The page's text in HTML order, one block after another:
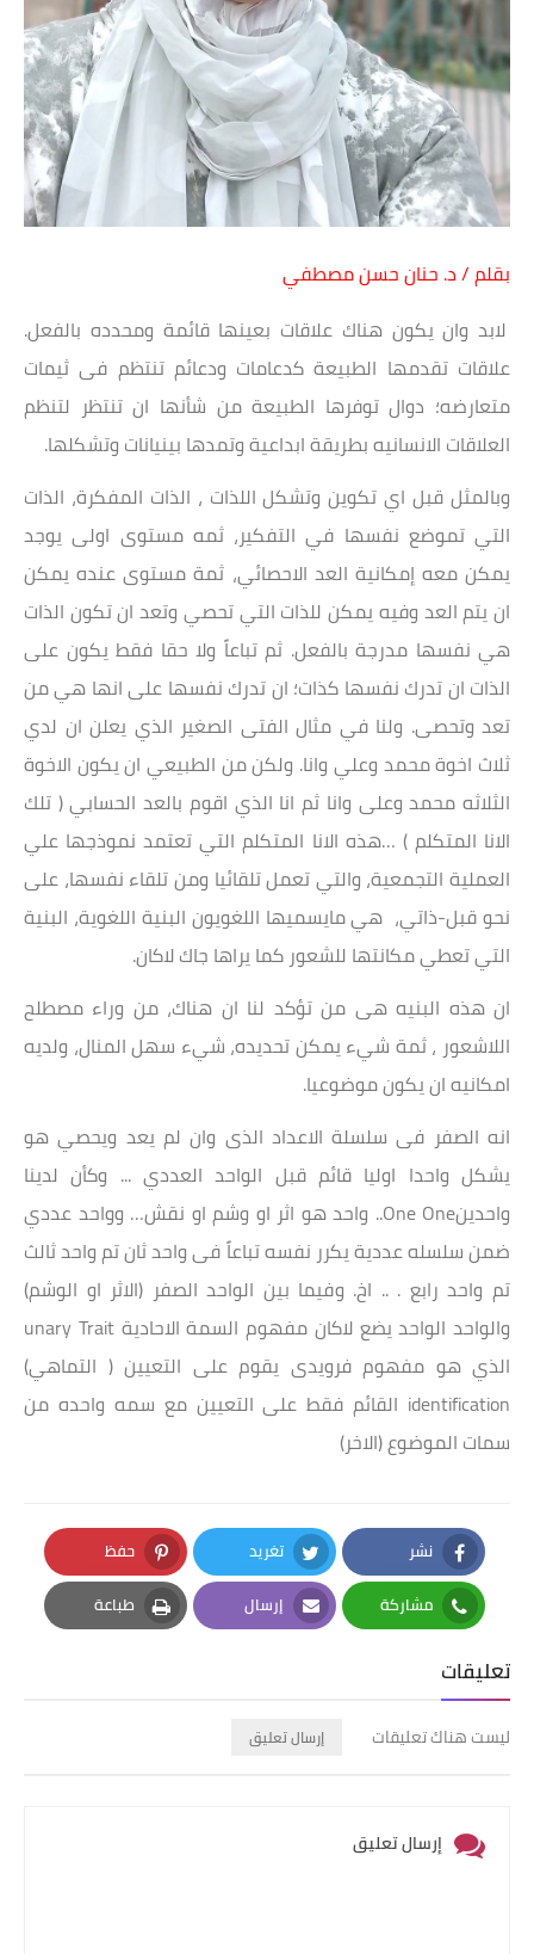
بقلم / د. حنان حسن مصطفي
لابد وان يكون هناك علاقات بعينها قائمة ومحدده بالفعل.
علاقات تقدمها الطبيعة كدعامات ودعائم تنتظم فى ثيمات
متعارضه؛ دوال توفرها الطبيعة من شأنها ان تنتظر لتنظم
العلاقات الانسانيه بطريقة ابداعية وتمدها بينيانات وتشكلها.
وبالمثل قبل اي تكوين وتشكل اللذات ، الذات المفكرة، الذات
التي تموضع نفسها في التفكير، ثمه مستوى اولى يوجد
يمكن معه إمكانية العد الاحصائي، ثمة مستوى عنده يمكن
ان يتم العد وفيه يمكن للذات التي تحصي وتعد ان تكون الذات
هي نفسها مدرجة بالفعل. ثم تباعاً ولا حقا فقط يكون على
الذات ان تدرك نفسها كذات؛ ان تدرك نفسها على انها هي من
تعد وتحصى. ولنا في مثال الفتى الصغير الذي يعلن ان لدي
ثلاث اخوة محمد وعلي وانا. ولكن من الطبيعي ان يكون الاخوة
الثلاثه محمد وعلى وانا ثم انا الذي اقوم بالعد الحسابي ( تلك
الانا المتكلم ) …هذه الانا المتكلم التي تعتمد نموذجها علي
العملية التجمعية، والتي تعمل تلقائيا ومن تلقاء نفسها، على
نحو قبل-ذاتي، هي مايسميها اللغويون البنية اللغوية، البنية
التي تعطي مكانتها للشعور كما يراها جاك لاكان.
ان هذه البنيه هى من تؤكد لنا ان هناك، من وراء مصطلح
اللاشعور ، ثمة شيء يمكن تحديده، شيء سهل المنال، ولديه
امكانيه ان يكون موضوعيا.
انه الصفر فى سلسلة الاعداد الذى وان لم يعد ويحصي هو
يشكل واحدا اوليا قائم قبل الواحد العددي ... وكأن لدينا
واحدينOne One.. واحد هو اثر او وشم او نقش… وواحد عددي
ضمن سلسله عددية يكرر نفسه تباعاً فى واحد ثان تم واحد ثالث
تم واحد رابع . .. اخ. وفيما بين الواحد الصفر (الاثر او الوشم)
والواحد الواحد يضع لاكان مفهوم السمة الاحادية unary Trait
الذي هو مفهوم فرويدى يقوم على التعيين ( التماهي)
identification القائم فقط على التعيين مع سمه واحده من
سمات الموضوع (الاخر)
نشر
Facebook
تغريد
Twitter
حفظ
Pinterest
مشاركة
Whatsapp
إرسال
Email
طباعة
Print
تعليقات
ليست هناك تعليقات إرسال تعليق
إرسال تعليق